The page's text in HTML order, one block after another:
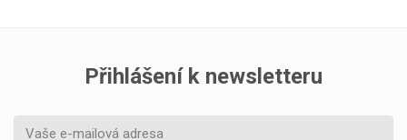
Přihlášení k newsletteru